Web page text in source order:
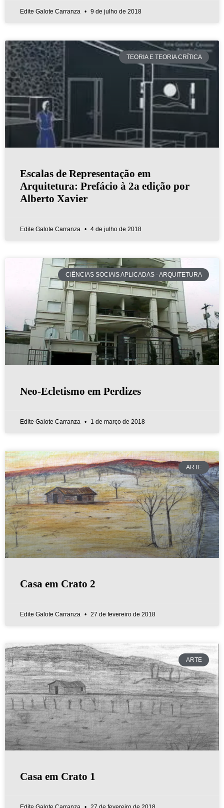
Edite Galote Carranza 9 de julho de 2018
TEORIA E TEORIA CRÍTICA
Escalas de Representação em
Arquitetura: Prefácio à 2a edição por
Alberto Xavier
Edite Galote Carranza 4 de julho de 2018
CIÊNCIAS SOCIAIS APLICADAS - ARQUITETURA
Neo-Ecletismo em Perdizes
Edite Galote Carranza 1 de março de 2018
ARTE
Casa em Crato 2
Edite Galote Carranza 27 de fevereiro de 2018
ARTE
Casa em Crato 1